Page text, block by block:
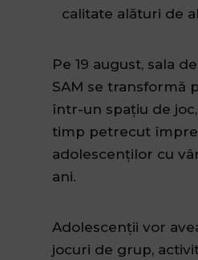
calitate alături de
Pe 19 august, sala
SAM se transformă
într-un spațiu de
timp petrecut
adolescenților cu
ani.
Adolescenții vor
jocuri de grup,